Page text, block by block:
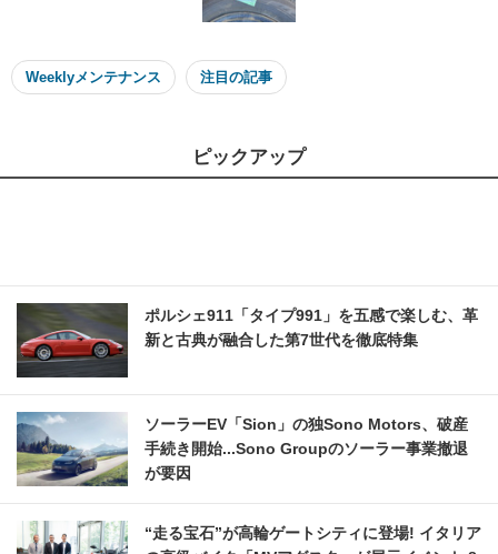
Weeklyメンテナンス 注目の記事
ピックアップ
ポルシェ911「タイプ991」を五感で楽しむ、革
新と古典が融合した第7世代を徹底特集
ソーラーEV「Sion」の独Sono Motors、破産
手続き開始...Sono Groupのソーラー事業撤退
が要因
“走る宝石”が高輪ゲートシティに登場! イタリア